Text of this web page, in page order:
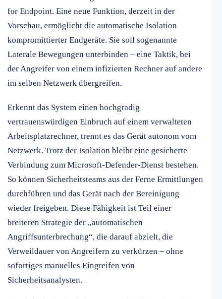
for Endpoint. Eine neue Funktion, derzeit in der
Vorschau, ermöglicht die automatische Isolation
kompromittierter Endgeräte. Sie soll sogenannte
Laterale Bewegungen unterbinden – eine Taktik, bei
der Angreifer von einem infizierten Rechner auf andere
im selben Netzwerk übergreifen.
Erkennt das System einen hochgradig
vertrauenswürdigen Einbruch auf einem verwalteten
Arbeitsplatzrechner, trennt es das Gerät autonom vom
Netzwerk. Trotz der Isolation bleibt eine gesicherte
Verbindung zum Microsoft-Defender-Dienst bestehen.
So können Sicherheitsteams aus der Ferne Ermittlungen
durchführen und das Gerät nach der Bereinigung
wieder freigeben. Diese Fähigkeit ist Teil einer
breiteren Strategie der „automatischen
Angriffsunterbrechung“, die darauf abzielt, die
Verweildauer von Angreifern zu verkürzen – ohne
sofortiges manuelles Eingreifen von
Sicherheitsanalysten.